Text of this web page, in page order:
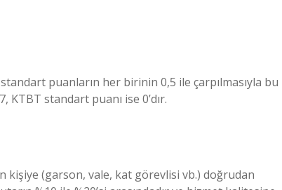
puanların her birinin 0,5 ile çarpılmasıyla bu
KTBT standart puanı ise 0’dır.
(garson, vale, kat görevlisi vb.) doğrudan